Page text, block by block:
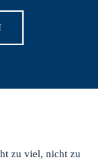
zu viel, nicht zu